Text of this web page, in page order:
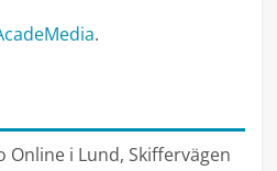
.
Online i Lund, Skiffervägen